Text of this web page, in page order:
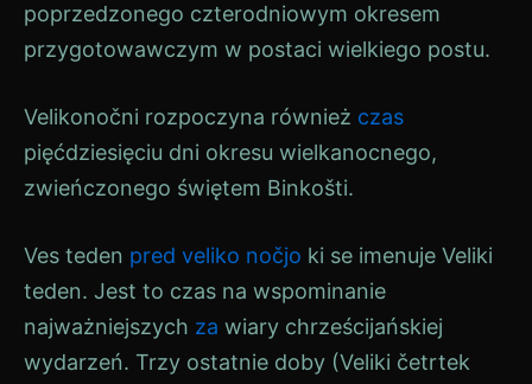
poprzedzonego czterodniowym okresem
przygotowawczym w postaci wielkiego postu.
Velikonočni rozpoczyna również czas
pięćdziesięciu dni okresu wielkanocnego,
zwieńczonego świętem Binkošti.
Ves teden pred veliko nočjo ki se imenuje Veliki
teden. Jest to czas na wspominanie
najważniejszych za wiary chrześcijańskiej
wydarzeń. Trzy ostatnie doby (Veliki četrtek